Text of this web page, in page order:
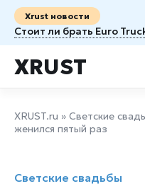
Xrust новости
XRUST
XRUST.ru » Светские
женился пятый раз
Светские свадьбы